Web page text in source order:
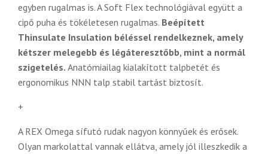
egyben rugalmas is. A Soft Flex technológiával együtt a
cipő puha és tökéletesen rugalmas. Beépített
Thinsulate Insulation béléssel rendelkeznek, amely
kétszer melegebb és légáteresztőbb, mint a normál
szigetelés. Anatómiailag kialakított talpbetét és
ergonomikus NNN talp stabil tartást biztosít.
+
A REX Omega sífutó rudak nagyon könnyűek és erősek.
Olyan markolattal vannak ellátva, amely jól illeszkedik a